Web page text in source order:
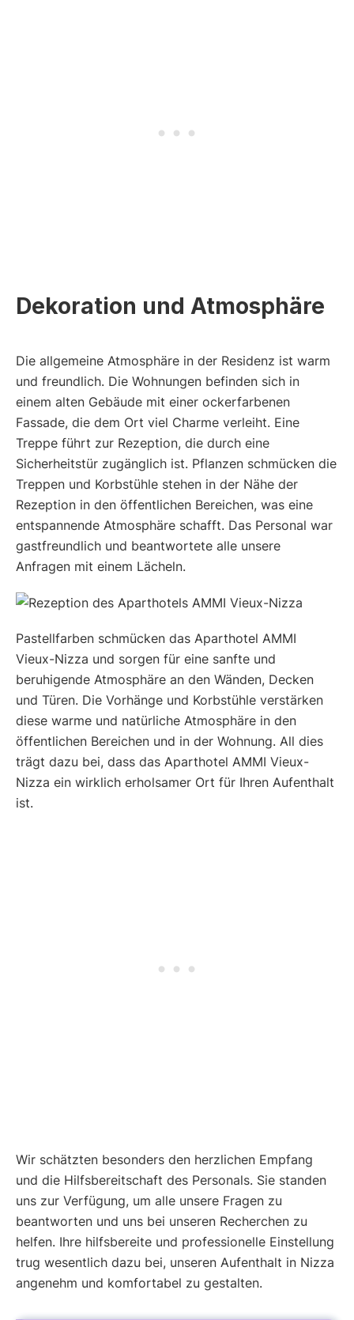
Dekoration und Atmosphäre
Die allgemeine Atmosphäre in der Residenz ist warm
und freundlich. Die Wohnungen befinden sich in
einem alten Gebäude mit einer ockerfarbenen
Fassade, die dem Ort viel Charme verleiht. Eine
Treppe führt zur Rezeption, die durch eine
Sicherheitstür zugänglich ist. Pflanzen schmücken die
Treppen und Korbstühle stehen in der Nähe der
Rezeption in den öffentlichen Bereichen, was eine
entspannende Atmosphäre schafft. Das Personal war
gastfreundlich und beantwortete alle unsere
Anfragen mit einem Lächeln.
Pastellfarben schmücken das Aparthotel AMMI
Vieux-Nizza und sorgen für eine sanfte und
beruhigende Atmosphäre an den Wänden, Decken
und Türen. Die Vorhänge und Korbstühle verstärken
diese warme und natürliche Atmosphäre in den
öffentlichen Bereichen und in der Wohnung. All dies
trägt dazu bei, dass das Aparthotel AMMI Vieux-
Nizza ein wirklich erholsamer Ort für Ihren Aufenthalt
ist.
Wir schätzten besonders den herzlichen Empfang
und die Hilfsbereitschaft des Personals. Sie standen
uns zur Verfügung, um alle unsere Fragen zu
beantworten und uns bei unseren Recherchen zu
helfen. Ihre hilfsbereite und professionelle Einstellung
trug wesentlich dazu bei, unseren Aufenthalt in Nizza
angenehm und komfortabel zu gestalten.